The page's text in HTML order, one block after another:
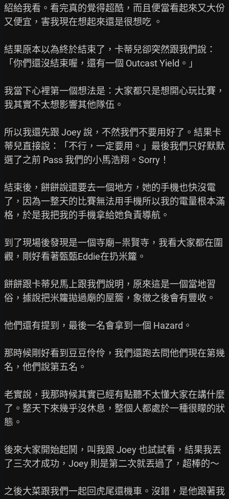
紹給我看。看完真的覺得超酷，而且便當看起來又大份
又便宜，害我現在想起來還是很想吃 。
結果原本以為終於結束了，卡蒂兒卻突然跟我們說：
「你們還沒結束喔，還有一個 Outcast Yield。」
我當下心裡第一個想法是：大家都只是想開心玩比賽，
我其實不太想影響其他隊伍。
所以我還先跟 Joey 說，不然我們不要用好了。結果卡
蒂兒直接說：「不行，一定要用。」最後我們只好默默
選了之前 Pass 我們的小馬浩翔。Sorry！
結束後，餅餅說還要去一個地方，她的手機也快沒電
了，因為一整天的比賽無法用手機所以我的電量根本滿
格，於是我把我的手機拿給她負責導航。
到了現場後發現是一個寺廟—祟賢寺，我看大家都在圍
觀，剛好看著甄甄Eddie在扔米籮。
餅餅跟卡蒂兒馬上跟我們說明，原來這是一個當地習
俗，據說把米籮拋過廟的屋簷，象徵之後會有豐收。
他們還有提到，最後一名會拿到一個 Hazard。
那時候剛好看到豆豆伶伶，我們還跑去問他們現在第幾
名，他們說第五名。
老實說，我那時候其實已經有點聽不太懂大家在講什麼
了。整天下來幾乎沒休息，整個人都處於一種很矇的狀
態。
後來大家開始起鬨，叫我跟 Joey 也試試看，結果我丟
了三次才成功，Joey 則是第二次就丟過了，超棒的～
之後大菜跟我們一起回虎尾還機車。沒錯，是他跟著我